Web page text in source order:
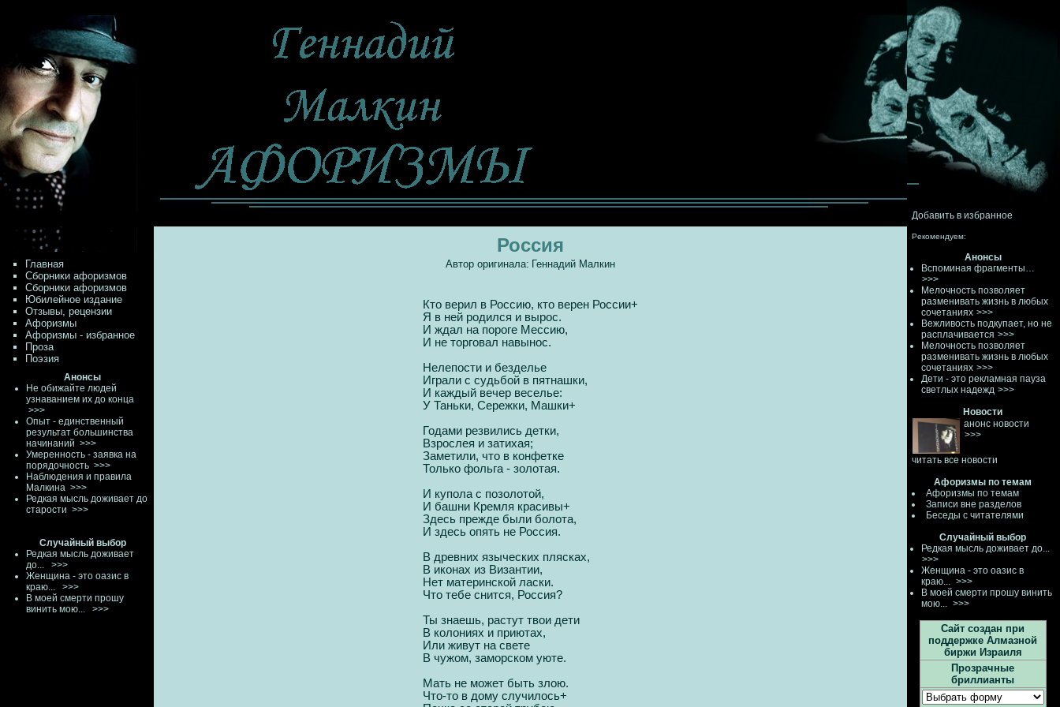
Добавить в избранное
Рекомендуем:
Анонсы
Вспоминая фрагменты…
>>>
Мелочность позволяет
разменивать жизнь в любых
сочетаниях >>>
Вежливость подкупает, но не
расплачивается >>>
Мелочность позволяет
разменивать жизнь в любых
сочетаниях >>>
Дети - это рекламная пауза
светлых надежд >>>
Новости
анонс новости
>>>
читать все новости
Афоризмы по темам
Афоризмы по темам
Записи вне разделов
Беседы с читателями
Случайный выбор
Редкая мысль доживает до...
>>>
Женщина - это оазис в
краю... >>>
В моей смерти прошу винить
мою... >>>
Сайт создан при
поддержке Алмазной
биржи Израиля
Прозрачные
бриллианты
Главная
Сборники афоризмов
Сборники афоризмов
Юбилейное издание
Отзывы, рецензии
Афоризмы
Афоризмы - избранное
Проза
Поэзия
Анонсы
Не обижайте людей
узнаванием их до конца
>>>
Опыт - единственный
результат большинства
начинаний >>>
Умеренность - заявка на
порядочность >>>
Наблюдения и правила
Малкина >>>
Редкая мысль доживает до
старости >>>
Случайный выбор
Редкая мысль доживает
до...
>>>
Женщина - это оазис в
краю...
>>>
В моей смерти прошу
винить мою...
>>>
Россия
Автор оригинала: Геннадий Малкин
Кто верил в Россию, кто верен России+
Я в ней родился и вырос.
И ждал на пороге Мессию,
И не торговал навынос.
Нелепости и безделье
Играли с судьбой в пятнашки,
И каждый вечер веселье:
У Таньки, Сережки, Машки+
Годами резвились детки,
Взрослея и затихая;
Заметили, что в конфетке
Только фольга - золотая.
И купола с позолотой,
И башни Кремля красивы+
Здесь прежде были болота,
И здесь опять не Россия.
В древних языческих плясках,
В иконах из Византии,
Нет материнской ласки.
Что тебе снится, Россия?
Ты знаешь, растут твои дети
В колониях и приютах,
Или живут на свете
В чужом, заморском уюте.
Мать не может быть злою.
Что-то в дому случилось+